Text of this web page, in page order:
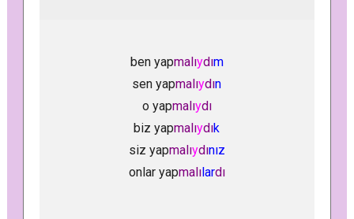
ben yapmalıydım
sen yapmalıydın
o yapmalıydı
biz yapmalıydık
siz yapmalıydınız
onlar yapmalılardı